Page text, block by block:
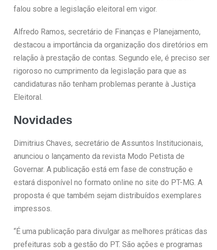
falou sobre a legislação eleitoral em vigor.
Alfredo Ramos, secretário de Finanças e Planejamento,
destacou a importância da organização dos diretórios em
relação à prestação de contas. Segundo ele, é preciso ser
rigoroso no cumprimento da legislação para que as
candidaturas não tenham problemas perante à Justiça
Eleitoral.
Novidades
Dimitrius Chaves, secretário de Assuntos Institucionais,
anunciou o lançamento da revista Modo Petista de
Governar. A publicação está em fase de construção e
estará disponível no formato online no site do PT-MG. A
proposta é que também sejam distribuídos exemplares
impressos.
“É uma publicação para divulgar as melhores práticas das
prefeituras sob a gestão do PT. São ações e programas